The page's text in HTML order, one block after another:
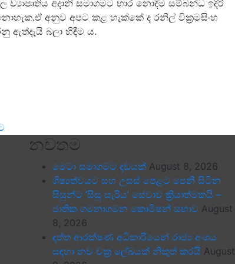
අදානි සමාගමට භාර නොදීම සම්බන්ධ ඉදිරි
අනුව අපට කළ හැක්කේ ද රනිල් වික්‍රමසිංහ
ඇත්දැයි බලා හිඳීම ය.
නවතම
මෙටා සමාගමට දඩයක් August 8, 2026
ශිෂ්‍යත්වයට සහ උසස් පෙළට පෙනී සිටින
සිසුන්ට ‘සිසු සැරිය’ සේවාව ක්‍රියාත්මකයි –
ජාතික ගමනාගමන කොමිෂන් සභාව August
8, 2026
දත්ත ආරක්ෂණ අධිකාරියෙන් රාජ්‍ය අංශය
සඳහා නව චක්‍ර ලේඛයක් නිකුත් කරයි August